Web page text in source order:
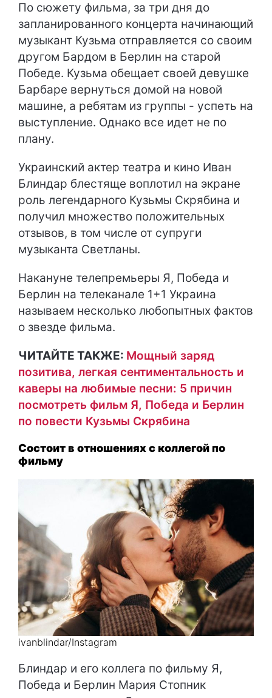
По сюжету фильма, за три дня до
запланированного концерта начинающий
музыкант Кузьма отправляется со своим
другом Бардом в Берлин на старой
Победе. Кузьма обещает своей девушке
Барбаре вернуться домой на новой
машине, а ребятам из группы - успеть на
выступление. Однако все идет не по
плану.
Украинский актер театра и кино Иван
Блиндар блестяще воплотил на экране
роль легендарного Кузьмы Скрябина и
получил множество положительных
отзывов, в том числе от супруги
музыканта Светланы.
Накануне телепремьеры Я, Победа и
Берлин на телеканале 1+1 Украина
называем несколько любопытных фактов
о звезде фильма.
ЧИТАЙТЕ ТАКЖЕ: Мощный заряд
позитива, легкая сентиментальность и
каверы на любимые песни: 5 причин
посмотреть фильм Я, Победа и Берлин
по повести Кузьмы Скрябина
Состоит в отношениях с коллегой по
фильму
ivanblindar/Instagram
Блиндар и его коллега по фильму Я,
Победа и Берлин Мария Стопник